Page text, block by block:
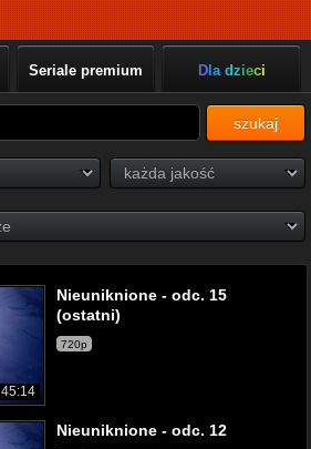
Seriale premium Dla dzieci
szukaj
45:14
Nieuniknione - odc. 15
(ostatni)
720p
Nieuniknione - odc. 12